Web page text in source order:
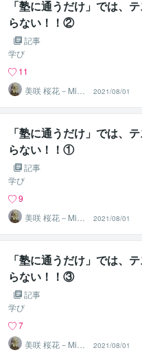
「塾に通うだけ」では、
らない！！②
記事
学び
11
美咲 桜花－Misa
ki Ohka－
2021/08/01
「塾に通うだけ」では、
らない！！①
記事
学び
9
美咲 桜花－Misa
ki Ohka－
2021/08/01
「塾に通うだけ」では、
らない！！③
記事
学び
7
美咲 桜花－Misa
ki Ohka－
2021/08/01